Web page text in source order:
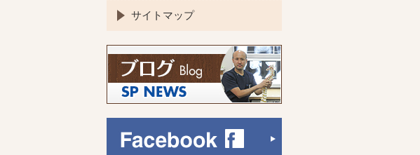
サイトマップ